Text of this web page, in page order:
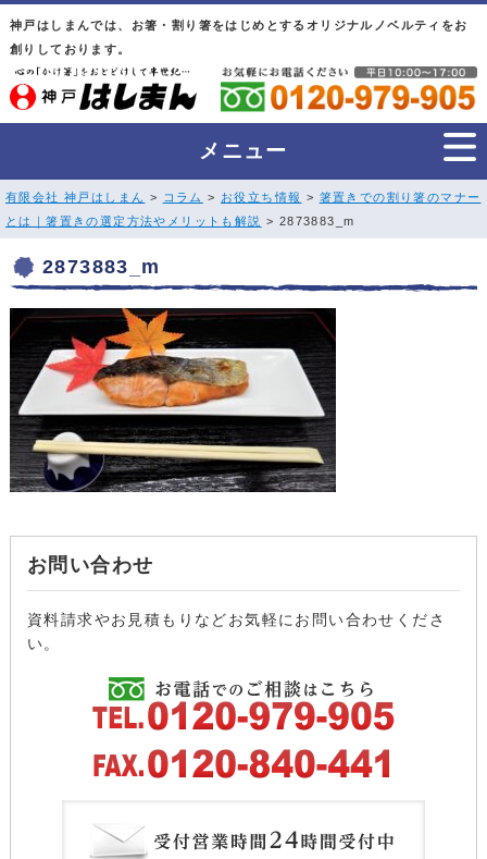
神戸はしまんでは、お箸・割り箸をはじめとするオリジナルノベルティをお
創りしております。
メニュー
有限会社 神戸はしまん > コラム > お役立ち情報 > 箸置きでの割り箸のマナー
とは｜箸置きの選定方法やメリットも解説 > 2873883_m
2873883_m
お問い合わせ
資料請求やお見積もりなどお気軽にお問い合わせくださ
い。